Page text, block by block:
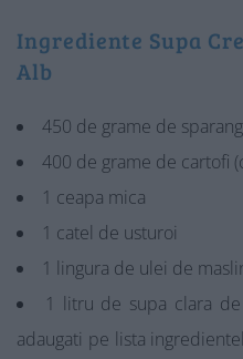
Ingrediente Supa
Alb
450 de grame de
400 de grame de cartofi
1 ceapa mica
1 catel de usturoi
1 lingura de ulei de
1 litru de supa clara
adaugati pe lista